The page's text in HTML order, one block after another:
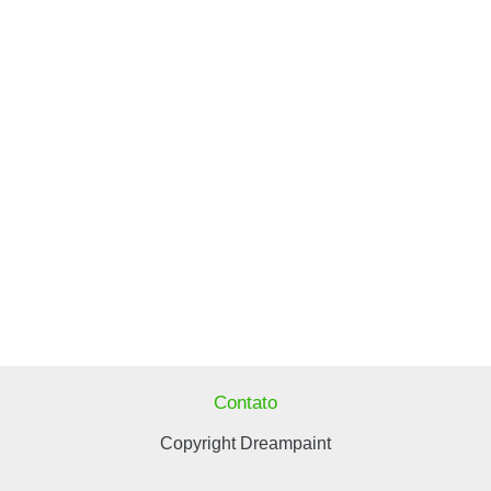
Contato
Copyright Dreampaint